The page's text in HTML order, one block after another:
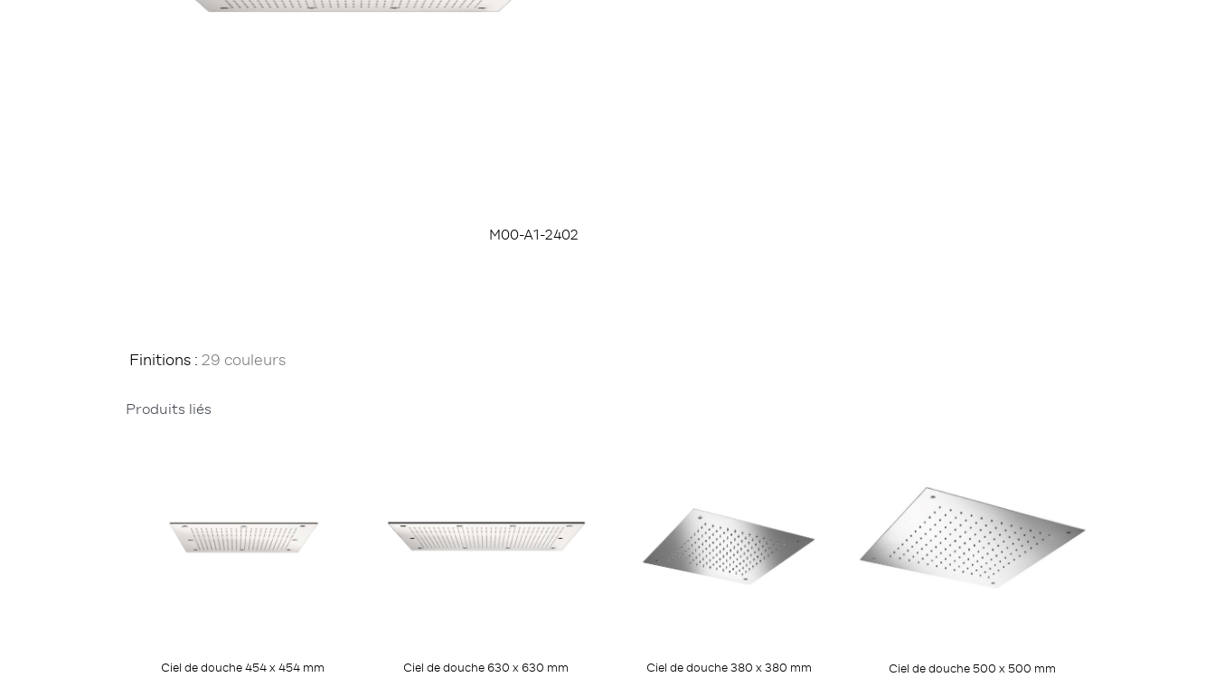
M00-A1-2402
Finitions : 29 couleurs
Produits liés
Ciel de douche 454 x 454 mm Ciel de douche 630 x 630 mm Ciel de douche 380 x 380 mm Ciel de douche 500 x 500 mm